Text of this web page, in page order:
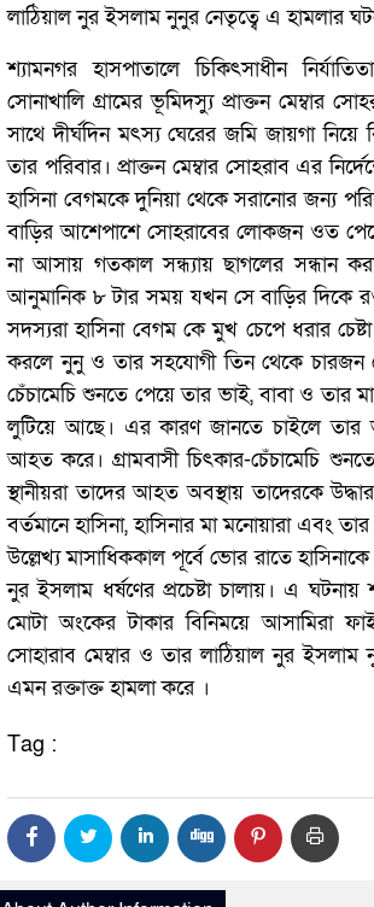
লাঠিয়াল নুর ইসলাম নুনুর নেতৃত্বে এ হামলার
শ্যামনগর হাসপাতালে চিকিৎসাধীন
সোনাখালি গ্রামের ভূমিদস্যু প্রাক্তন মেম্বার
সাথে দীর্ঘদিন মৎস্য ঘেরের জমি জায়গা
তার পরিবার। প্রাক্তন মেম্বার সোহরাব এর
হাসিনা বেগমকে দুনিয়া থেকে সরানোর জন্য
বাড়ির আশেপাশে সোহরাবের লোকজন ওত
না আসায় গতকাল সন্ধ্যায় ছাগলের সন্ধান
আনুমানিক ৮ টার সময় যখন সে বাড়ির দিকে
সদস্যরা হাসিনা বেগম কে মুখ চেপে ধরার
করলে নুনু ও তার সহযোগী তিন থেকে
চেঁচামেচি শুনতে পেয়ে তার ভাই, বাবা ও তার
লুটিয়ে আছে। এর কারণ জানতে চাইলে তার
আহত করে। গ্রামবাসী চিৎকার-চেঁচামেচি
স্থানীয়রা তাদের আহত অবস্থায় তাদেরকে
বর্তমানে হাসিনা, হাসিনার মা মনোয়ারা এবং
উল্লেখ্য মাসাধিককাল পূর্বে ভোর রাতে
নুর ইসলাম ধর্ষণের প্রচেষ্টা চালায়। এ
মোটা অংকের টাকার বিনিময়ে আসামিরা
সোহারাব মেম্বার ও তার লাঠিয়াল নুর ইসলাম
এমন রক্তাক্ত হামলা করে ।
Tag :